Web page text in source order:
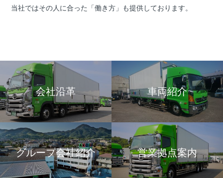
当社ではその人に合った「働き方」も提供しております。
会社沿革 車両紹介
グループ会社紹介 営業拠点案内